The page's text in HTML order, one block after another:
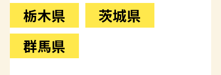
栃木県
茨城県
群馬県